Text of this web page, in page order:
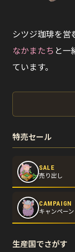
シツジ珈琲を営
なかまたち と一
ています。
特売セール
SALE
売り出し
CAMPAIGN
キャンペーン
生産国でさがす